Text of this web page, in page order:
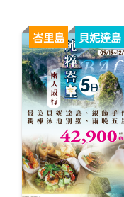
日 直售16,999起
峇里島 貝妮達島